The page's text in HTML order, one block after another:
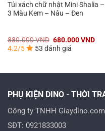
Túi xách chữ nhật Mini Shalia –
3 Màu Kem – Nâu – Đen
880.000VND Giá
gốc
là:
680.000VNDGiá
4.2/5 53 đánh giá
PHỤ KIỆN DINO - THỜI
Công ty TNHH Giaydino.com
SĐT: 0921833003